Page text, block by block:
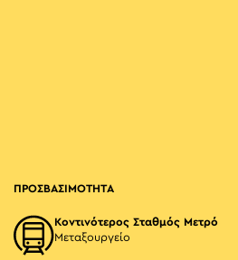
ΠΡΟΣΒΑΣΙΜΟΤΗΤΑ
Κοντινότερος Σταθμός Μετρό
Μεταξουργείο